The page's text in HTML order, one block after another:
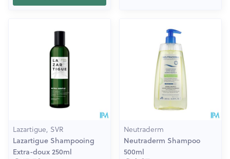
Lazartigue, SVR
Lazartigue Shampooing
Extra-doux 250ml
Neutraderm
Neutraderm Shampoo
500ml